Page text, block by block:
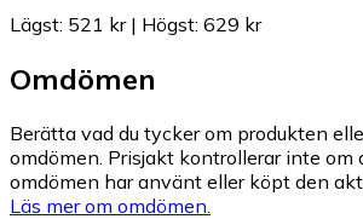
Lägst: 521 kr| Högst: 629 kr
Omdömen
Berätta vad du tycker om produkten
omdömen. Prisjakt kontrollerar inte om
omdömen har använt eller köpt den
Läs mer om omdömen.